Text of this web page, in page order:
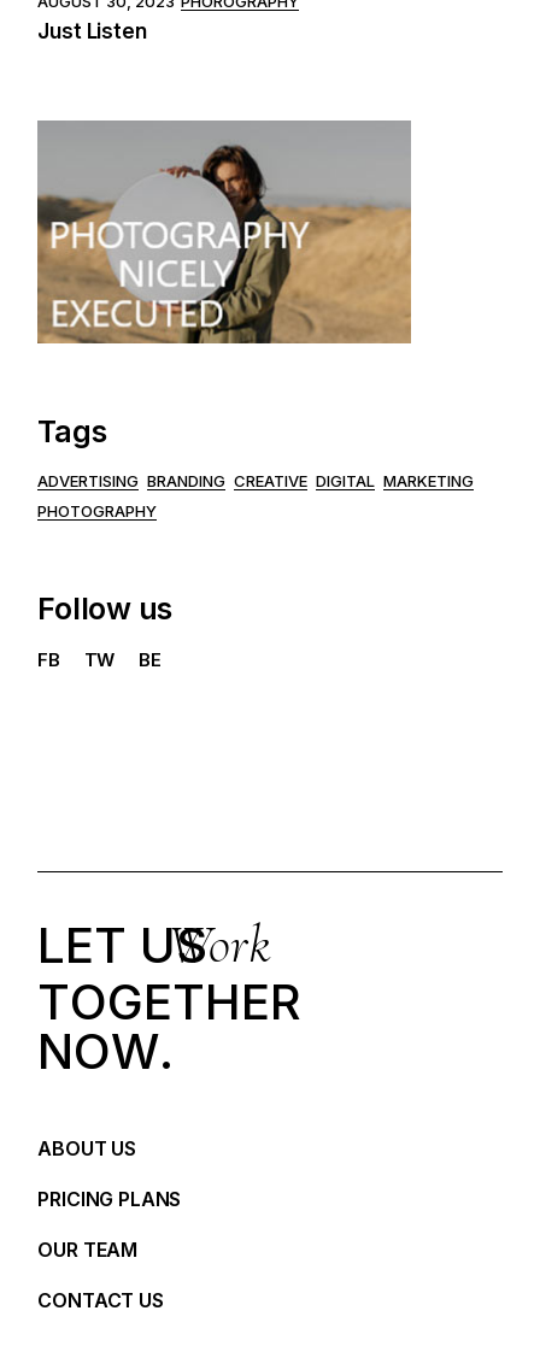
Just Listen
Tags
ADVERTISING BRANDING CREATIVE DIGITAL MARKETING
PHOTOGRAPHY
Follow us
FB TW BE
LET USWork
TOGETHER
NOW.
ABOUT US
PRICING PLANS
OUR TEAM
CONTACT US